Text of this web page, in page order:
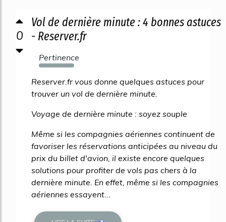
0
Vol de dernière minute : 4 bonnes astuces
- Reserver.fr
Pertinence
3450%
Reserver.fr vous donne quelques astuces pour
trouver un vol de dernière minute.
Voyage de dernière minute : soyez souple
Même si les compagnies aériennes continuent de
favoriser les réservations anticipées au niveau du
prix du billet d'avion, il existe encore quelques
solutions pour profiter de vols pas chers à la
dernière minute. En effet, même si les compagnies
aériennes essayent...